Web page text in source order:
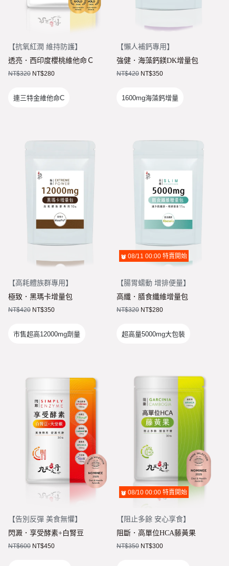
【抗氧紅潤 維持防護】
透亮．西印度櫻桃維他命Ｃ
NT$320 NT$280
連三特金維他命C
【懶人補鈣專用 】
強健．海藻鈣鎂DK增量包
NT$420 NT$350
1600mg海藻鈣增量
【高耗體族群專用 】
極致．黑瑪卡增量包
NT$420 NT$350
市售超高12000mg劑量
【腸胃蠕動 增排便量】
高纖．膳食纖維增量包
08/11 00:00 特賣開始
NT$320 NT$280
超高量5000mg大包裝
【告別反彈 美食無懼】
閃澱．享受酵素+白腎豆
NT$600 NT$450
【 阻止多餘 安心享食】
阻斷．高單位HCA藤黃果
08/10 00:00 特賣開始
NT$350 NT$300